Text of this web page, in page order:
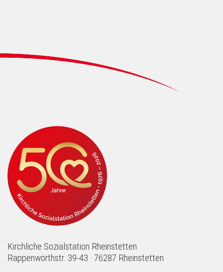
Kirchliche Sozialstation Rheinstetten
Rappenwörthstr. 39-43 · 76287 Rheinstetten